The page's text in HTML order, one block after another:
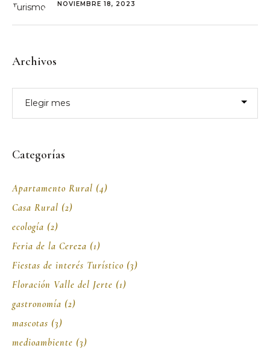
NOVIEMBRE 18, 2023
Archivos
Categorías
Apartamento Rural (4)
Casa Rural (2)
ecología (2)
Feria de la Cereza (1)
Fiestas de interés Turístico (3)
Floración Valle del Jerte (1)
gastronomía (2)
mascotas (3)
medioambiente (3)